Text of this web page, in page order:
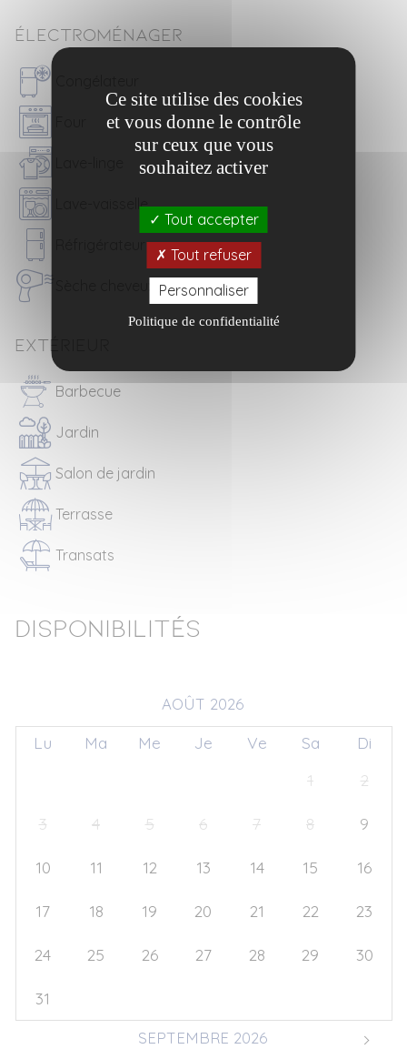
Électroménager
Lave-vaisselle
Extérieur
Barbecue
Jardin
Salon de jardin
Terrasse
Transats
Disponibilités
AOÛT 2026
Lu Ma Me Je Ve Sa
Di
1 2
3 4 5 6 7 8 9
10 11 12 13 14 15 16
17 18 19 20 21 22 23
24 25 26 27 28 29 30
31
SEPTEMBRE 2026
Ce site utilise des cookies
et vous donne le contrôle
sur ceux que vous
souhaitez activer
Tout accepter
Tout refuser
Personnaliser
Politique de confidentialité